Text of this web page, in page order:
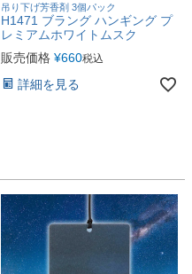
吊り下げ芳香剤 3個パック
H1471 ブラング ハンギング プ
レミアムホワイトムスク
販売価格 ¥660税込
詳細を見る